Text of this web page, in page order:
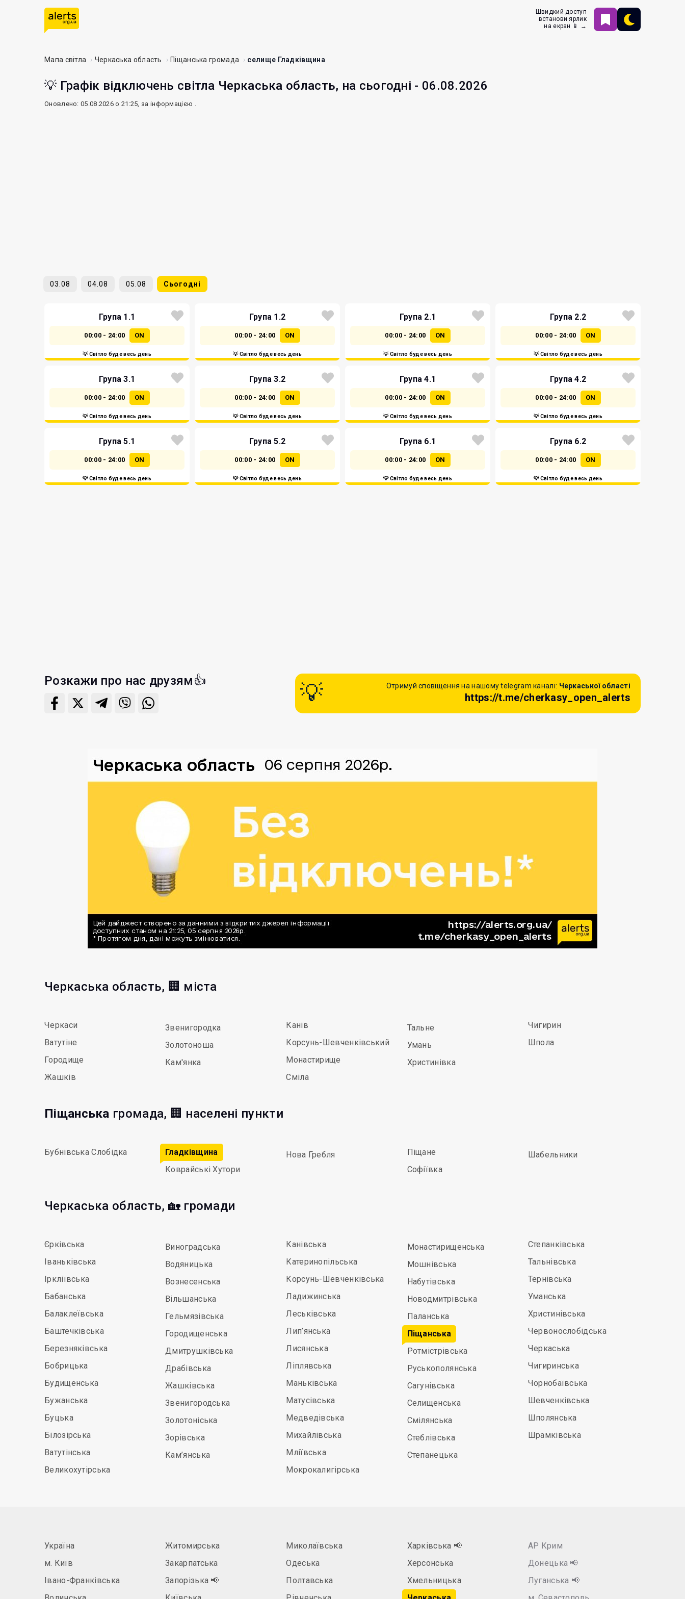
Швидкий доступ
встанови ярлик
на екран 📱 →
Мапа світла Черкаська область Піщанська громада селище Гладківщина
💡 Графік відключень світла Черкаська область, на сьогодні - 06.08.2026
Оновлено: 05.08.2026 о 21:25, за інформацією .
03.08 04.08 05.08 Сьогодні
Група 1.1
00:00 - 24:00 ON
💡 Світло буде весь день
Група 1.2
00:00 - 24:00 ON
💡 Світло буде весь день
Група 2.1
00:00 - 24:00 ON
💡 Світло буде весь день
Група 2.2
00:00 - 24:00 ON
💡 Світло буде весь день
Група 3.1
00:00 - 24:00 ON
💡 Світло буде весь день
Група 3.2
00:00 - 24:00 ON
💡 Світло буде весь день
Група 4.1
00:00 - 24:00 ON
💡 Світло буде весь день
Група 4.2
00:00 - 24:00 ON
💡 Світло буде весь день
Група 5.1
00:00 - 24:00 ON
💡 Світло буде весь день
Група 5.2
00:00 - 24:00 ON
💡 Світло буде весь день
Група 6.1
00:00 - 24:00 ON
💡 Світло буде весь день
Група 6.2
00:00 - 24:00 ON
💡 Світло буде весь день
Розкажи про нас друзям👍 Отримуй сповіщення на нашому telegram каналі: Черкаської області
https://t.me/cherkasy_open_alerts
Черкаська область, 🏢 міста
Черкаси
Ватутіне
Городище
Жашків
Звенигородка
Золотоноша
Кам'янка
Канів
Корсунь-Шевченківський
Монастирище
Сміла
Тальне
Умань
Христинівка
Чигирин
Шпола
Піщанська громада, 🏢 населені пункти
Бубнівська Слобідка
Гладківщина
Коврайські Хутори
Нова Гребля
Піщане
Софіївка
Шабельники
Черкаська область, 🏡 громади
Єрківська
Іваньківська
Іркліївська
Бабанська
Балаклеївська
Баштечківська
Березняківська
Бобрицька
Будищенська
Бужанська
Буцька
Білозірська
Ватутінська
Великохутірська
Виноградська
Водяницька
Вознесенська
Вільшанська
Гельмязівська
Городищенська
Дмитрушківська
Драбівська
Жашківська
Звенигородська
Золотоніська
Зорівська
Кам’янська
Канівська
Катеринопільська
Корсунь-Шевченківська
Ладижинська
Леськівська
Лип’янська
Лисянська
Ліплявська
Маньківська
Матусівська
Медведівська
Михайлівська
Мліївська
Мокрокалигірська
Монастирищенська
Мошнівська
Набутівська
Новодмитрівська
Паланська
Піщанська
Ротмістрівська
Руськополянська
Сагунівська
Селищенська
Смілянська
Стеблівська
Степанецька
Степанківська
Тальнівська
Тернівська
Уманська
Христинівська
Червонослобідська
Черкаська
Чигиринська
Чорнобаївська
Шевченківська
Шполянська
Шрамківська
Україна
м. Київ
Івано-Франківська
Житомирська
Закарпатська
Запорізька 📢
Миколаївська
Одеська
Полтавська
Харківська 📢
Херсонська
Хмельницька
АР Крим
Донецька 📢
Луганська 📢